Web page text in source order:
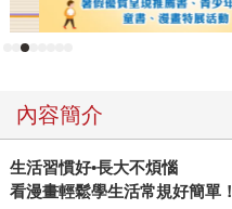
內容簡介
生活習慣好•長大不煩惱
看漫畫輕鬆學生活常規好簡單！